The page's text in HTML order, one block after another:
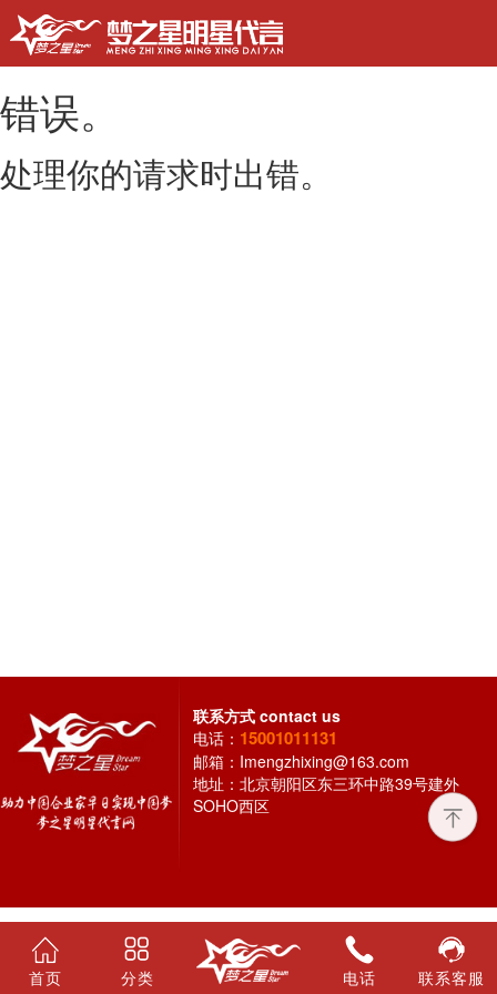
错误。
处理你的请求时出错。
联系方式contact us
电话： 15001011131
邮箱： Imengzhixing@163.com
地址：北京朝阳区东三环中路39号建外
SOHO西区
首页 分类 电话 联系客服